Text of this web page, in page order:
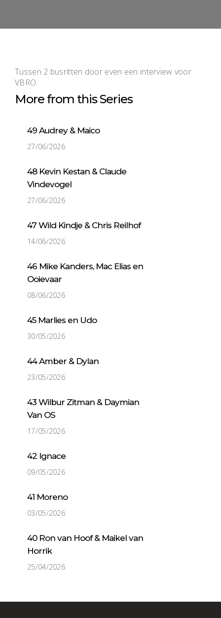
Tussen 2 busritten door even een interview voor
VBRO.
More from this Series
49 Audrey & Maico
27/06/2026
48 Kevin Kestan & Claude
Vindevogel
27/06/2026
47 Wild Kindje & Chris Reilhof
14/06/2026
46 Mike Kanders, Mac Elias en
Ooievaar
08/06/2026
45 Marlies en Udo
30/05/2026
44 Amber & Dylan
23/05/2026
43 Wilbur Zitman & Daymian
Van OS
17/05/2026
42 Ignace
09/05/2026
41 Moreno
03/05/2026
40 Ron van Hoof & Maikel van
Horrik
25/04/2026